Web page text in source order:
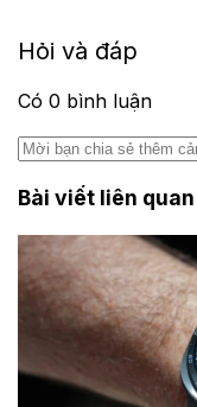
Hỏi và đáp
Có 0 bình luận
Bài viết liên quan